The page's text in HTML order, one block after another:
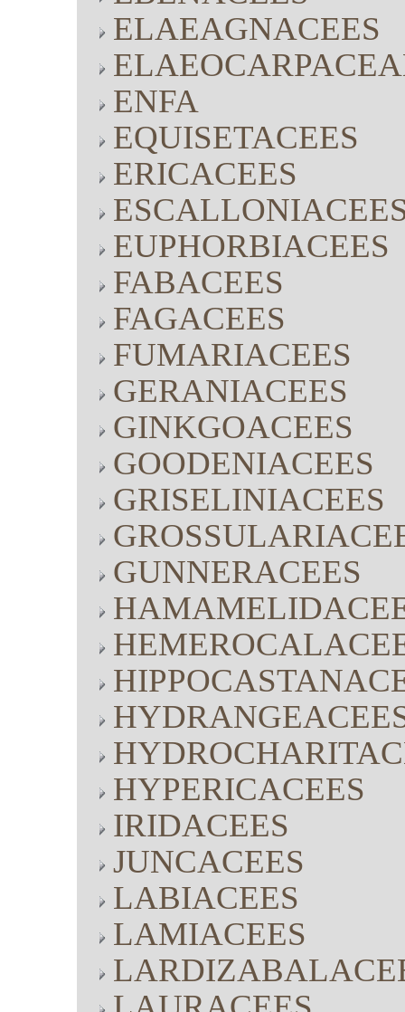
ELAEAGNACEES
ENFA
EQUISETACEES
ERICACEES
EUPHORBIACEES
FABACEES
FAGACEES
FUMARIACEES
GERANIACEES
GINKGOACEES
GOODENIACEES
GRISELINIACEES
GUNNERACEES
HYPERICACEES
IRIDACEES
JUNCACEES
LABIACEES
LAMIACEES